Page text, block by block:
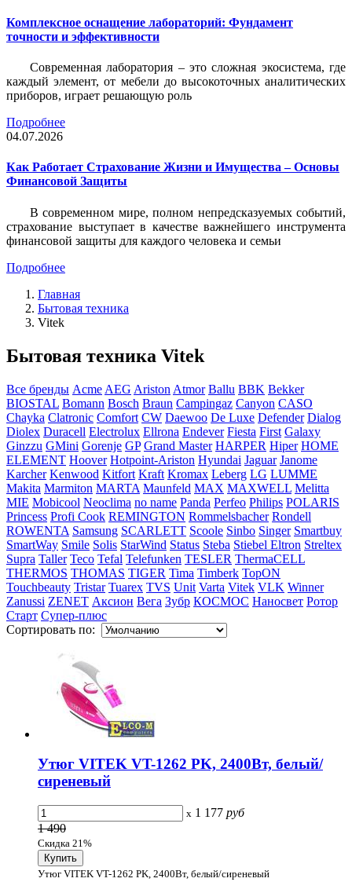
Комплексное оснащение лабораторий: Фундамент
точности и эффективности
Современная лаборатория – это сложная экосистема, где
каждый элемент, от мебели до высокоточных аналитических
приборов, играет решающую роль
Подробнее
04.07.2026
Как Работает Страхование Жизни и Имущества – Основы
Финансовой Защиты
В современном мире, полном непредсказуемых событий,
страхование выступает в качестве важнейшего инструмента
финансовой защиты для каждого человека и семьи
Подробнее
Главная
Бытовая техника
Vitek
Бытовая техника Vitek
Все бренды Acme AEG Ariston Atmor Ballu BBK Bekker
BIOSTAL Bomann Bosch Braun Campingaz Canyon CASO
Chayka Clatronic Comfort CW Daewoo De Luxe Defender Dialog
Diolex Duracell Electrolux Ellrona Endever Fiesta First Galaxy
Ginzzu GMini Gorenje GP Grand Master HARPER Hiper HOME
ELEMENT Hoover Hotpoint-Ariston Hyundai Jaguar Janome
Karcher Kenwood Kitfort Kraft Kromax Leberg LG LUMME
Makita Marmiton MARTA Maunfeld MAX MAXWELL Melitta
MIE Mobicool Neoclima no name Panda Perfeo Philips POLARIS
Princess Profi Cook REMINGTON Rommelsbacher Rondell
ROWENTA Samsung SCARLETT Scoole Sinbo Singer Smartbuy
SmartWay Smile Solis StarWind Status Steba Stiebel Eltron Streltex
Supra Taller Teco Tefal Telefunken TESLER ThermaCELL
THERMOS THOMAS TIGER Tima Timberk TopON
Touchbeauty Tristar Tuarex TVS Unit Varta Vitek VLK Winner
Zanussi ZENET Аксион Вега Зубр КОСМОС Наносвет Ротор
Старт Супер-плюс
Сортировать по:
Утюг VITEK VT-1262 PK, 2400Вт, белый/
сиреневый
x 1 177 руб
1 490
Скидка 21%
Утюг VITEK VT-1262 PK, 2400Вт, белый/сиреневый